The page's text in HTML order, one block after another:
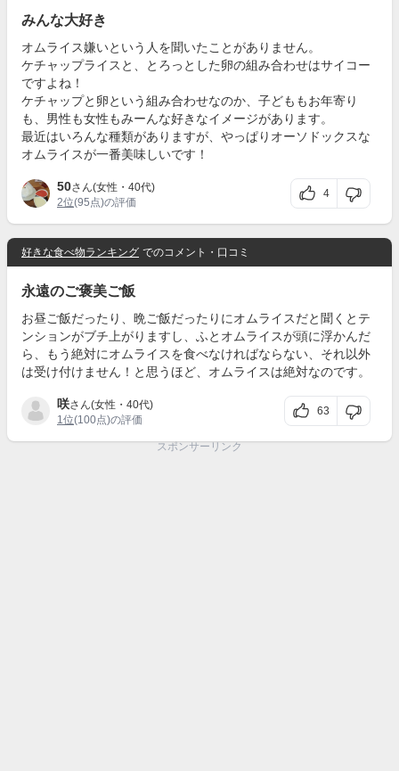
みんな大好き
オムライス嫌いという人を聞いたことがありません。
ケチャップライスと、とろっとした卵の組み合わせはサイコー
ですよね！
ケチャップと卵という組み合わせなのか、子どももお年寄り
も、男性も女性もみーんな好きなイメージがあります。
最近はいろんな種類がありますが、やっぱりオーソドックスな
オムライスが一番美味しいです！
50さん(女性・40代)
2位(95点)の評価
4
好きな食べ物ランキング でのコメント・口コミ
永遠のご褒美ご飯
お昼ご飯だったり、晩ご飯だったりにオムライスだと聞くとテ
ンションがブチ上がりますし、ふとオムライスが頭に浮かんだ
ら、もう絶対にオムライスを食べなければならない、それ以外
は受け付けません！と思うほど、オムライスは絶対なのです。
咲さん(女性・40代)
1位(100点)の評価
63
スポンサーリンク